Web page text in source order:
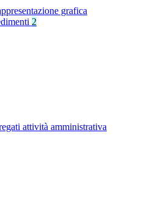
grafica
2
attività amministrativa